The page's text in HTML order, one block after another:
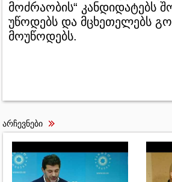
მოძრაობის“ კანდიდატებს
უწოდებს და მცხეთელებს
მოუწოდებს.
არჩევნები